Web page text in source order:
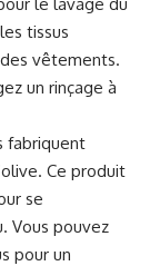
tissus
vêtements.
un rinçage à
fabriquent
Ce produit
se
Vous pouvez
pour un